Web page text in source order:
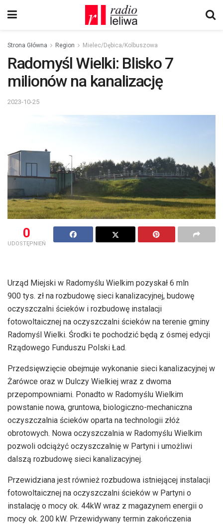
Strona Główna Region Mielec/Dębica/Kolbuszowa
Radomyśl Wielki: Blisko 7
milionów na kanalizację
2023-10-25
0
UDOSTĘPNIEŃ
Urząd Miejski w Radomyślu Wielkim pozyskał 6 mln
900 tys. zł na rozbudowę sieci kanalizacyjnej, budowę
oczyszczalni ścieków i rozbudowę instalacji
fotowoltaicznej na oczyszczalni ścieków na terenie gminy
Radomyśl Wielki. Środki te pochodzić będą z ósmej edycji
Rządowego Funduszu Polski Ład.
Przedsięwzięcie obejmuje wykonanie sieci kanalizacyjnej w
Żarówce oraz w Dulczy Wielkiej wraz z dwoma
przepompowniami. Ponadto w Radomyślu Wielkim
powstanie nowa, gruntowa, biologiczno-mechaniczna
oczyszczalnia ścieków oparta na technologii złóż
obrotowych. Nowa oczyszczalnia w Radomyślu Wielkim
pozwoli odciążyć oczyszczalnię w Partyni i umożliwi
dalszą rozbudowę sieci kanalizacyjnej.
Przewidziana jest również rozbudowa istniejącej instalacji
fotowoltaicznej na oczyszczalni ścieków w Partyni o
instalację o mocy ok. 44kW wraz z magazynem energii o
mocy ok. 200 kW. Przewidywany termin zakończenia